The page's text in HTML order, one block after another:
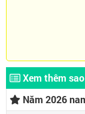
Xem thêm
Năm 2026